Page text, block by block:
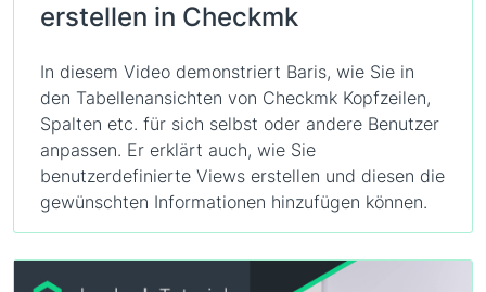
erstellen in Checkmk
In diesem Video demonstriert Baris, wie Sie in
den Tabellenansichten von Checkmk Kopfzeilen,
Spalten etc. für sich selbst oder andere Benutzer
anpassen. Er erklärt auch, wie Sie
benutzerdefinierte Views erstellen und diesen die
gewünschten Informationen hinzufügen können.